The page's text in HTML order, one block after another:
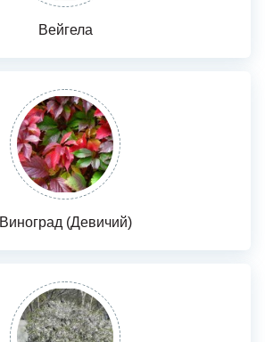
Вейгела
Виноград (Девичий)